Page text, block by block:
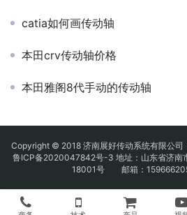
catia如何画传动轴
本田crv传动轴价格
本田雅阁8代手动的传动轴
Copyright © 2018 济南展好传动系统有限公司
鲁ICP备2020047842号-3 地址：山东省济南
18001号 邮箱：